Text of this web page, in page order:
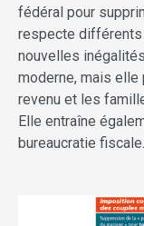
fédéral pour
respecte
nouvelles
moderne, mais
revenu et les
Elle entraîne
bureaucratie fiscale.